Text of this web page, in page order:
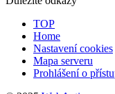
TOP
Home
Nastavení cookies
Mapa serveru
Prohlášení o